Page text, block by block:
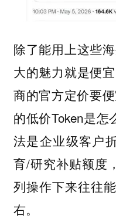
除了能用上这些
大的魅力就是便
商的官方定价要
的低价Token是
法是企业级客户
育/研究补贴额度
列操作下来往往
右。